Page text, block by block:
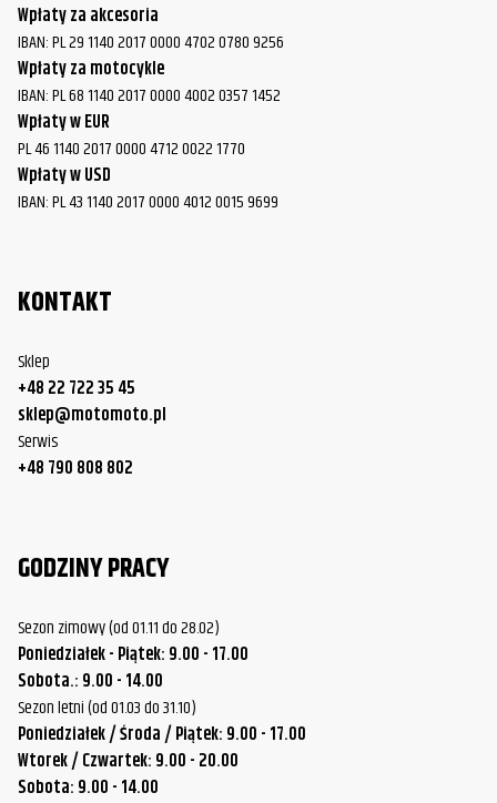
Wpłaty za akcesoria
IBAN: PL 29 1140 2017 0000 4702 0780 9256
Wpłaty za motocykle
IBAN: PL 68 1140 2017 0000 4002 0357 1452
Wpłaty w EUR
PL 46 1140 2017 0000 4712 0022 1770
Wpłaty w USD
IBAN: PL 43 1140 2017 0000 4012 0015 9699
KONTAKT
Sklep
+48 22 722 35 45
sklep@motomoto.pl
Serwis
+48 790 808 802
GODZINY PRACY
Sezon zimowy (od 01.11 do 28.02)
Poniedziałek - Piątek: 9.00 - 17.00
Sobota.: 9.00 - 14.00
Sezon letni (od 01.03 do 31.10)
Poniedziałek / Środa / Piątek: 9.00 - 17.00
Wtorek / Czwartek: 9.00 - 20.00
Sobota: 9.00 - 14.00